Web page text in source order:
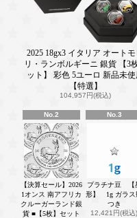
2025 18gx3 イタリア オート
リ・ランボルギーニ 銀貨 【3
ット】 彩色 5ユーロ 新品未使
【特選】
104,957円(税込)
No.2
【決算セール】2026
1オンス 南アフリカ
クルーガーランド銀
貨 ■【5枚】セット
No.3
プラチナ豆 【
形】 1g ガラス
つき
12,421円(税込)